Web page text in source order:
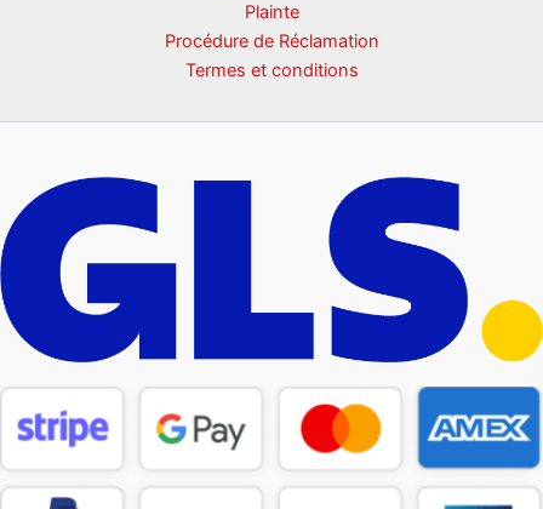
Plainte
Procédure de Réclamation
Termes et conditions